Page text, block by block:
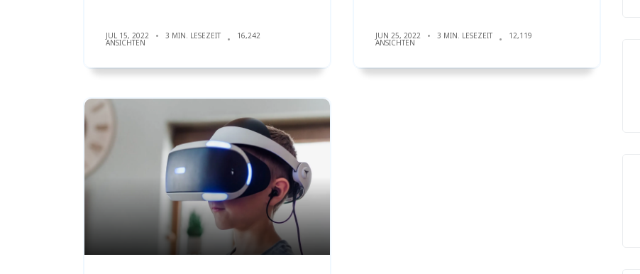
JUL 15, 2022 3 MIN. LESEZEIT 16,242
ANSICHTEN
JUN 25, 2022 3 MIN. LESEZEIT 12,119
ANSICHTEN